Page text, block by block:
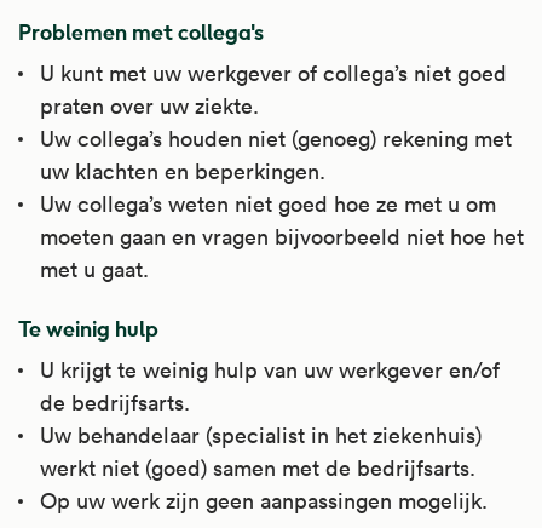
Problemen met collega's
U kunt met uw werkgever of collega’s niet goed
praten over uw ziekte.
Uw collega’s houden niet (genoeg) rekening met
uw klachten en beperkingen.
Uw collega’s weten niet goed hoe ze met u om
moeten gaan en vragen bijvoorbeeld niet hoe het
met u gaat.
Te weinig hulp
U krijgt te weinig hulp van uw werkgever en/of
de bedrijfsarts.
Uw behandelaar (specialist in het ziekenhuis)
werkt niet (goed) samen met de bedrijfsarts.
Op uw werk zijn geen aanpassingen mogelijk.